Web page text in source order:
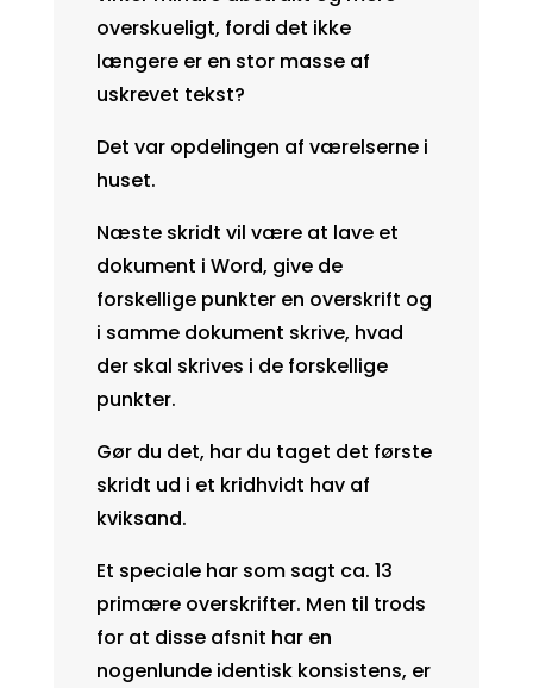
overskueligt, fordi det ikke
længere er en stor masse af
uskrevet tekst?
Det var opdelingen af værelserne i
huset.
Næste skridt vil være at lave et
dokument i Word, give de
forskellige punkter en overskrift og
i samme dokument skrive, hvad
der skal skrives i de forskellige
punkter.
Gør du det, har du taget det første
skridt ud i et kridhvidt hav af
kviksand.
Et speciale har som sagt ca. 13
primære overskrifter. Men til trods
for at disse afsnit har en
nogenlunde identisk konsistens, er